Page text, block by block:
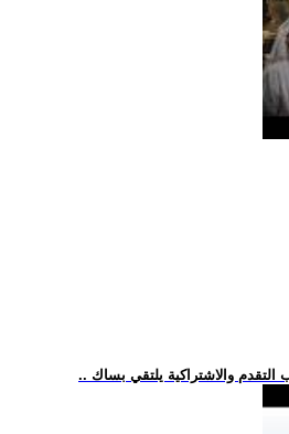
والاشتراكية يلتقي بساك